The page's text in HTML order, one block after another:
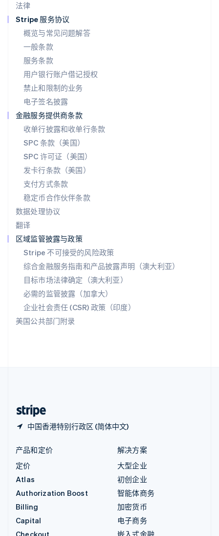
法律
Stripe 服务协议
概览与常见问题解答
一般条款
服务条款
用户银行账户借记授权
禁止和限制的业务
电子签名披露
金融服务提供商条款
收单行披露和收单行条款
SPC 条款（美国）
SPC 许可证（美国）
发卡行条款（美国）
支付方式条款
稳定币合作伙伴条款
数据处理协议
翻译
区域监管披露与政策
Stripe 不可接受的风险政策
综合金融服务指南和产品披露声明（澳大利亚）
目标市场法律确定（澳大利亚）
必需的监管披露（加拿大）
企业社会责任 (CSR) 政策（印度）
美国公共部门附录
中国香港特别行政区 (简体中文)
Español
挪威
葡萄牙
Português
日本
日本語English
瑞典
SvenskaEnglish
DeutschFrançais
塞浦路斯
English
斯洛伐克
English
斯洛文尼亚
泰国
ไทยEnglish
希腊
English
西班牙
Español
新加坡
新西兰
English
匈牙利
English
意大利
ItalianoEnglish
English
产品和定价
定价
Atlas
Authorization Boost
Billing
Capital
解决方案
大型企业
初创企业
智能体商务
加密货币
电子商务